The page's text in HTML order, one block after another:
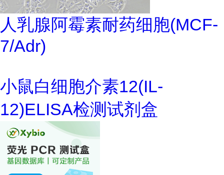
人乳腺阿霉素耐药细胞(MCF-
7/Adr)
小鼠白细胞介素12(IL-
12)ELISA检测试剂盒